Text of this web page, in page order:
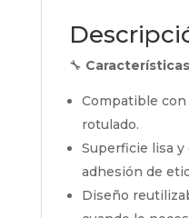
🔧
Compatible
rotulado.
Superficie lisa y
adhesión de
Diseño